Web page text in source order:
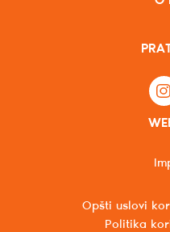
Opšti uslovi
Politika